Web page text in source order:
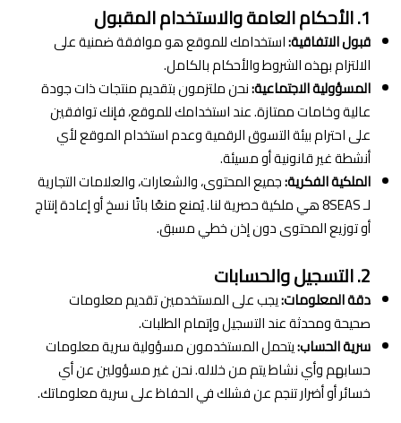
1. الأحكام العامة والاستخدام المقبول
قبول الاتفاقية:استخدامك للموقع هو موافقة ضمنية على
الالتزام بهذه الشروط والأحكام بالكامل.
المسؤولية الاجتماعية:نحن ملتزمون بتقديم منتجات ذات جودة
عالية وخامات ممتازة. عند استخدامك للموقع، فإنك توافقين
على احترام بيئة التسوق الرقمية وعدم استخدام الموقع لأي
أنشطة غير قانونية أو مسيئة.
الملكية الفكرية:جميع المحتوى، والشعارات، والعلامات التجارية
لـ 8SEAS هي ملكية حصرية لنا. يُمنع منعًا باتًا نسخ أو إعادة إنتاج
أو توزيع المحتوى دون إذن خطي مسبق.
2. التسجيل والحسابات
دقة المعلومات:يجب على المستخدمين تقديم معلومات
صحيحة ومحدثة عند التسجيل وإتمام الطلبات.
سرية الحساب:يتحمل المستخدمون مسؤولية سرية معلومات
حسابهم وأي نشاط يتم من خلاله. نحن غير مسؤولين عن أي
خسائر أو أضرار تنجم عن فشلك في الحفاظ على سرية معلوماتك.